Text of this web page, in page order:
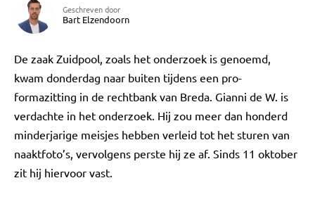
Geschreven door
Bart Elzendoorn
De zaak Zuidpool, zoals het onderzoek is genoemd,
kwam donderdag naar buiten tijdens een pro-
formazitting in de rechtbank van Breda. Gianni de W. is
verdachte in het onderzoek. Hij zou meer dan honderd
minderjarige meisjes hebben verleid tot het sturen van
naaktfoto’s, vervolgens perste hij ze af. Sinds 11 oktober
zit hij hiervoor vast.